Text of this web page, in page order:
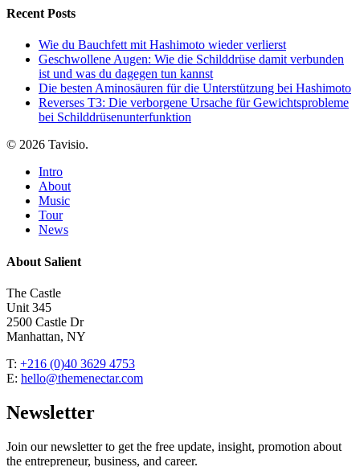
Recent Posts
Wie du Bauchfett mit Hashimoto wieder verlierst
Geschwollene Augen: Wie die Schilddrüse damit verbunden
ist und was du dagegen tun kannst
Die besten Aminosäuren für die Unterstützung bei Hashimoto
Reverses T3: Die verborgene Ursache für Gewichtsprobleme
bei Schilddrüsenunterfunktion
© 2026 Tavisio.
Close
Menu
Intro
About
Music
Tour
News
About Salient
The Castle
Unit 345
2500 Castle Dr
Manhattan, NY
T: +216 (0)40 3629 4753
E: hello@themenectar.com
Newsletter
Join our newsletter to get the free update, insight, promotion about
the entrepreneur, business, and career.